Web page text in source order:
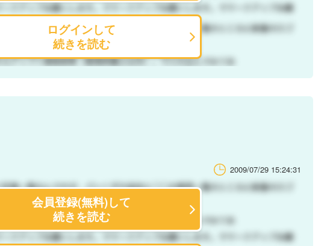
ログインして
続きを読む
2009/07/29 15:24:31
会員登録(無料)して
続きを読む